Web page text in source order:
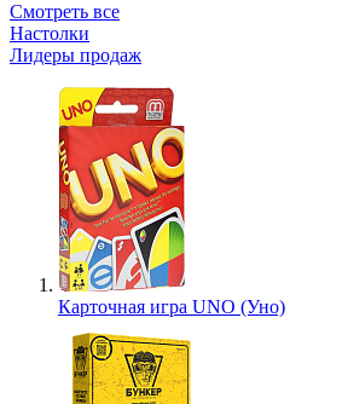
Смотреть все
Настолки
Лидеры продаж
Карточная игра UNO (Уно)